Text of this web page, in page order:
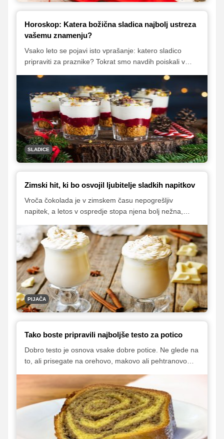
Horoskop: Katera božična sladica najbolj ustreza
vašemu znamenju?
Vsako leto se pojavi isto vprašanje: katero sladico
pripraviti za praznike? Tokrat smo navdih poiskali v
idealen božični posladek takšen, ki se ujema z
njegovim značajem, tempom in kulinaričnimi navadami.
Preverite, kaj vam letos narekuje horoskop in katera
praznična sladica najbolj ustreza vašemu okusu.
SLADICE
Zimski hit, ki bo osvojil ljubitelje sladkih napitkov
Vroča čokolada je v zimskem času nepogrešljiv
napitek, a letos v ospredje stopa njena bolj nežna,
predstavljamo recept za izjemno gosto, svilnato
različico s škrobom, pa tudi možnost priprave bolj
tekoče, lahkotne različice.
PIJAČA
Tako boste pripravili najboljše testo za potico
Dobro testo je osnova vsake dobre potice. Ne glede na
to, ali prisegate na orehovo, makovo ali pehtranovo
potico nepozabno. Čeprav se recepti lahko nekoliko
razlikujejo, obstaja nekaj preverjenih trikov in nasvetov,
ki vam bodo pomagali do popolnega rezultata.